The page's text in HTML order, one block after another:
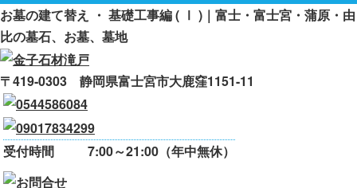
お墓の建て替え ・ 基礎工事編 ( Ⅰ )｜富士・富士宮・蒲原・由
比の墓石、お墓、墓地
〒419-0303 静岡県富士宮市大鹿窪1151-11
受付時間 7:00～21:00（年中無休）